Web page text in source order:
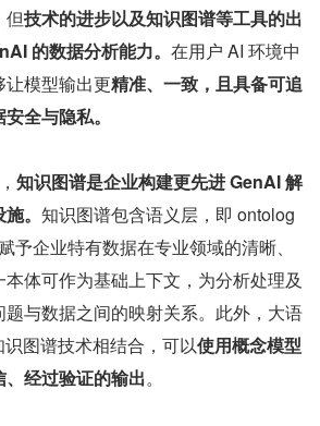
但技术的进步以及知识图谱等工具的出
的数据分析能力。 在用户 AI 环境中
模型输出更精准、一致，且具备可追
全与隐私。
知识图谱是企业构建更先进 GenAI 解
。 知识图谱包含语义层，即 ontolog
予企业特有数据在专业领域的清晰、
体可作为基础上下文，为分析处理及
与数据之间的映射关系。此外，大语
图谱技术相结合，可以使用概念模型
经过验证的输出。